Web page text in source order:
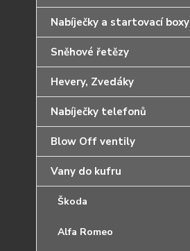
Nabíječky a startovací boxy
Sněhové řetězy
Hevery, Zvedáky
Nabíječky telefonů
Blow Off ventily
Vany do kufru
Škoda
Alfa Romeo